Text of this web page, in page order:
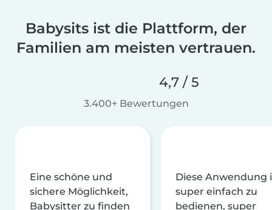
Babysits ist die Plattform, der
Familien am meisten vertrauen.
4,7 / 5
3.400+ Bewertungen
Eine schöne und
sichere Möglichkeit,
Babysitter zu finden
Diese Anwendung
super einfach zu
bedienen, super